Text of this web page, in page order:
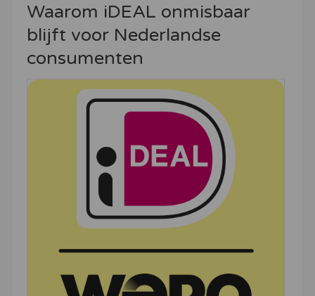
Waarom iDEAL onmisbaar
blijft voor Nederlandse
consumenten